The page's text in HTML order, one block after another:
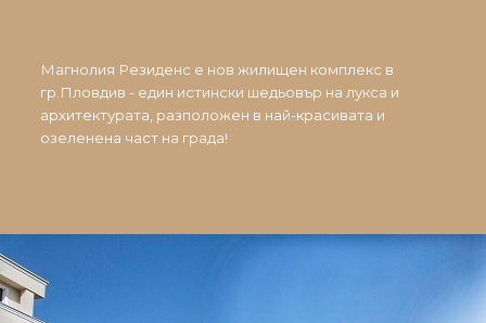
Магнолия Резиденс е нов жилищен комплекс в
гр.Пловдив - един истински шедьовър на лукса и
архитектурата, разположен в най-красивата и
озеленена част на града!